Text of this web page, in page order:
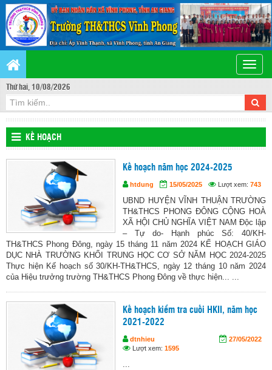
Toggle
Thứ hai, 10/08/2026
KẾ HOẠCH
Kế hoạch năm học 2024-2025
htdung 15/05/2025 Lượt xem: 743
UBND HUYỆN VĨNH THUẬN TRƯỜNG
TH&THCS PHONG ĐÔNG CỘNG HOÀ
XÃ HỘI CHỦ NGHĨA VIỆT NAM Độc lập
– Tự do- Hạnh phúc Số: 40/KH-
TH&THCS Phong Đông, ngày 15 tháng 11 năm 2024 KẾ HOẠCH GIÁO
DỤC NHÀ TRƯỜNG KHỐI TRUNG HỌC CƠ SỞ NĂM HỌC 2024-2025
Thực hiện Kế hoạch số 30/KH-TH&THCS, ngày 12 tháng 10 năm 2024
của Hiệu trưởng trường TH&THCS Phong Đông về thực hiện... ...
Kế hoạch kiểm tra cuối HKII, năm học
2021-2022
dtnhieu
27/05/2022
Lượt xem: 1595